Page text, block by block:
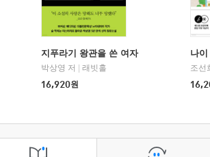
지푸라기 왕관을 쓴 여자
박상영 저
래빗홀
16,920원
나
조선